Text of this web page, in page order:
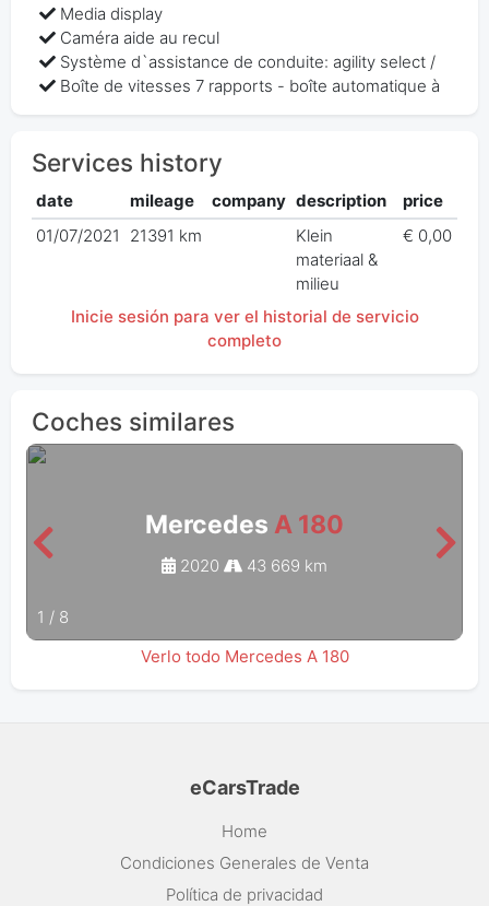
Media display
Caméra aide au recul
Système d`assistance de conduite: agility select /
Boîte de vitesses 7 rapports - boîte automatique à
Services history
date mileage company description
price
01/07/2021
21391 km
Klein
materiaal &
milieu
€ 0,00
Inicie sesión para ver el historial de servicio
completo
Coches similares
Mercedes A 180
2020 43 669 km
1 / 8
Verlo todo Mercedes A 180
eCarsTrade
Home
Condiciones Generales de Venta
Política de privacidad